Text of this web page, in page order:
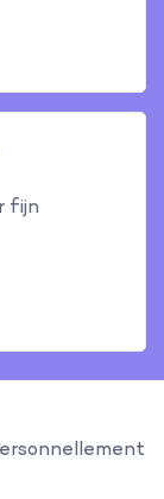
fijn